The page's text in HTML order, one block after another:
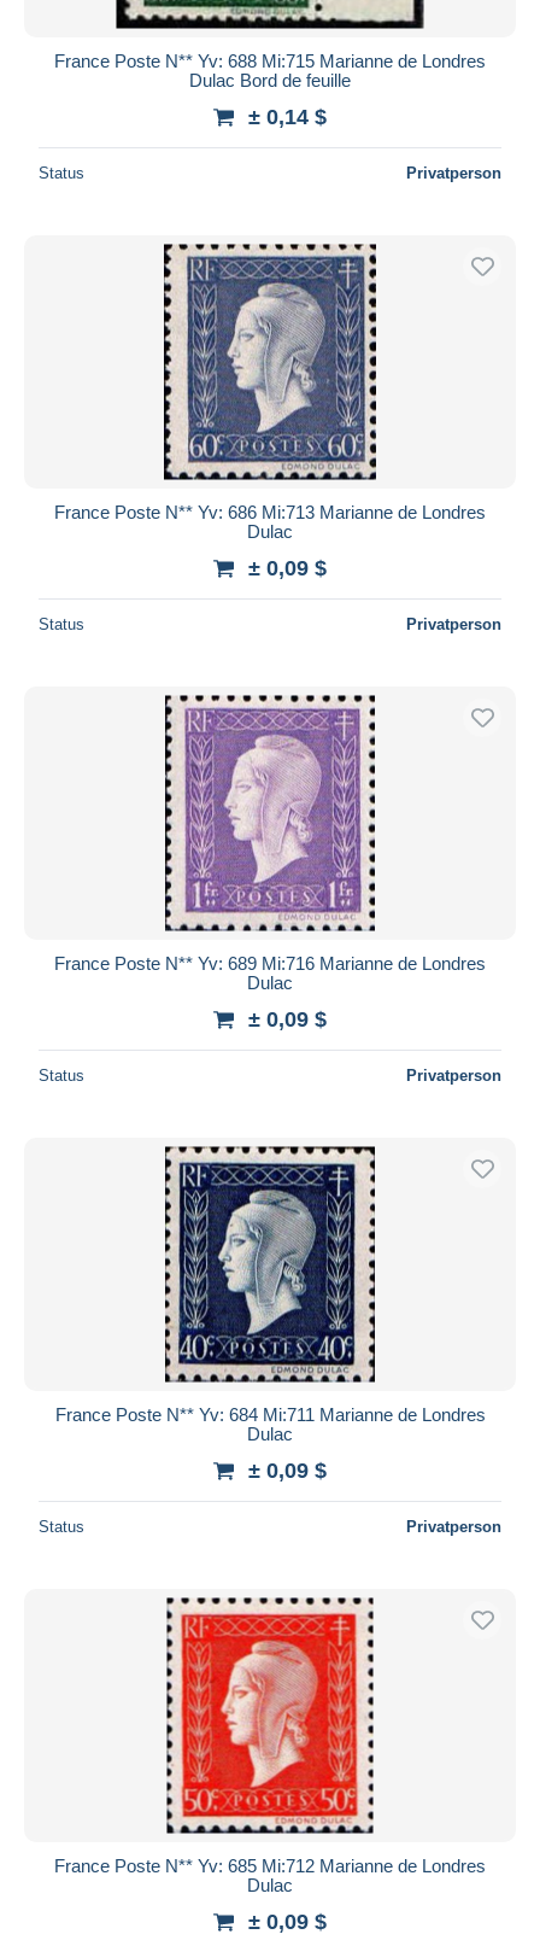
France Poste N** Yv: 688 Mi:715 Marianne de Londres
Dulac Bord de feuille
± 0,14 $
Status Privatperson
France Poste N** Yv: 686 Mi:713 Marianne de Londres
Dulac
± 0,09 $
Status Privatperson
France Poste N** Yv: 689 Mi:716 Marianne de Londres
Dulac
± 0,09 $
Status Privatperson
France Poste N** Yv: 684 Mi:711 Marianne de Londres
Dulac
± 0,09 $
Status Privatperson
France Poste N** Yv: 685 Mi:712 Marianne de Londres
Dulac
± 0,09 $